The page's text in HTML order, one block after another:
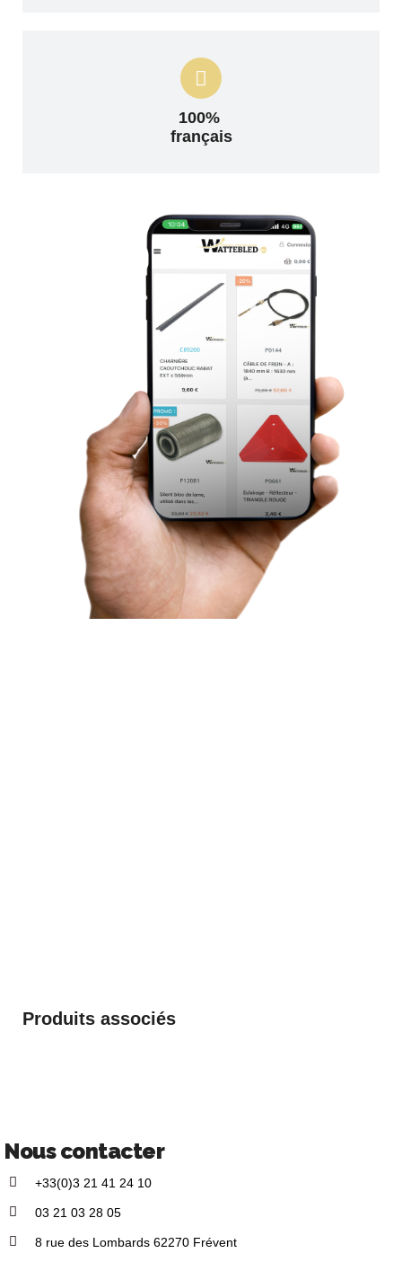
100%
français
Produits associés
Nous contacter
+33(0)3 21 41 24 10
03 21 03 28 05
8 rue des Lombards 62270 Frévent